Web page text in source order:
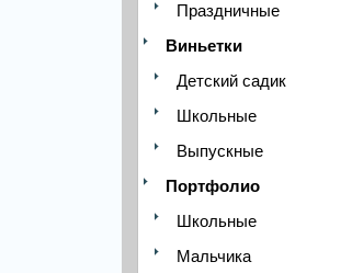
Праздничные
Виньетки
Детский садик
Школьные
Выпускные
Портфолио
Школьные
Мальчика